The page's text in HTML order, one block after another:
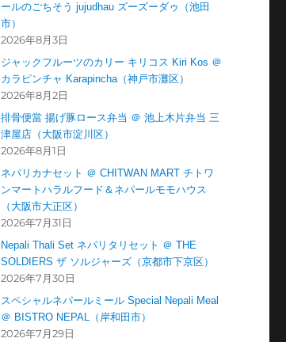
ールのごちそう jujudhau ズーズーダゥ（池田
市）
2026年8月3日
ジャックフルーツのカリー キリコス Kiri Kos ＠
カラピンチャ Karapincha（神戸市灘区）
2026年8月2日
排骨便當 揚げ豚ロース弁当 ＠ 池上木片弁当 三
津屋店（大阪市淀川区）
2026年8月1日
ネパリカナセット ＠ CHITWAN MART チトワ
ンマートハラルフード＆ネパールモモハウス
（大阪市大正区）
2026年7月31日
Nepali Thali Set ネパリタリセット ＠ THE
SOLDIERS ザ ソルジャーズ（京都市下京区）
2026年7月30日
スペシャルネパールミール Special Nepali Meal
＠ BISTRO NEPAL（岸和田市）
2026年7月29日